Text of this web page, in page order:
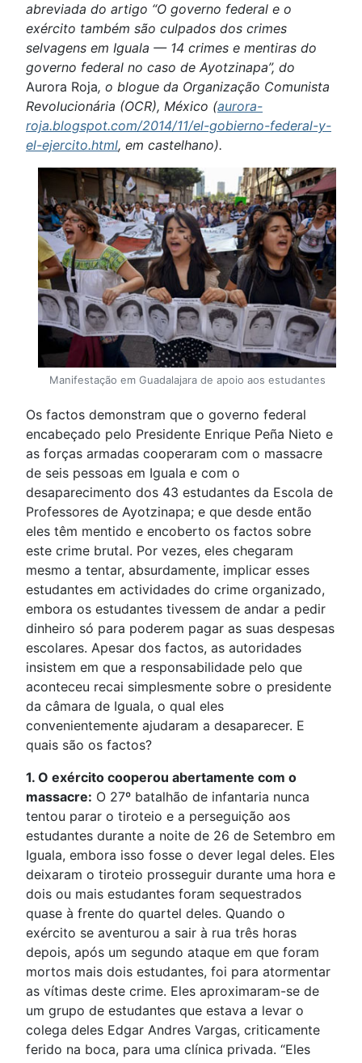
abreviada do artigo “O governo federal e o
exército também são culpados dos crimes
selvagens em Iguala — 14 crimes e mentiras do
governo federal no caso de Ayotzinapa”, do
Aurora Roja, o blogue da Organização Comunista
Revolucionária (OCR), México (aurora-
roja.blogspot.com/2014/11/el-gobierno-federal-y-
el-ejercito.html, em castelhano).
Manifestação em Guadalajara de apoio aos estudantes
Os factos demonstram que o governo federal
encabeçado pelo Presidente Enrique Peña Nieto e
as forças armadas cooperaram com o massacre
de seis pessoas em Iguala e com o
desaparecimento dos 43 estudantes da Escola de
Professores de Ayotzinapa; e que desde então
eles têm mentido e encoberto os factos sobre
este crime brutal. Por vezes, eles chegaram
mesmo a tentar, absurdamente, implicar esses
estudantes em actividades do crime organizado,
embora os estudantes tivessem de andar a pedir
dinheiro só para poderem pagar as suas despesas
escolares. Apesar dos factos, as autoridades
insistem em que a responsabilidade pelo que
aconteceu recai simplesmente sobre o presidente
da câmara de Iguala, o qual eles
convenientemente ajudaram a desaparecer. E
quais são os factos?
1. O exército cooperou abertamente com o
massacre: O 27º batalhão de infantaria nunca
tentou parar o tiroteio e a perseguição aos
estudantes durante a noite de 26 de Setembro em
Iguala, embora isso fosse o dever legal deles. Eles
deixaram o tiroteio prosseguir durante uma hora e
dois ou mais estudantes foram sequestrados
quase à frente do quartel deles. Quando o
exército se aventurou a sair à rua três horas
depois, após um segundo ataque em que foram
mortos mais dois estudantes, foi para atormentar
as vítimas deste crime. Eles aproximaram-se de
um grupo de estudantes que estava a levar o
colega deles Edgar Andres Vargas, criticamente
ferido na boca, para uma clínica privada. “Eles